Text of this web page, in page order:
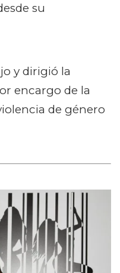
su
y dirigió la
encargo de la
de género